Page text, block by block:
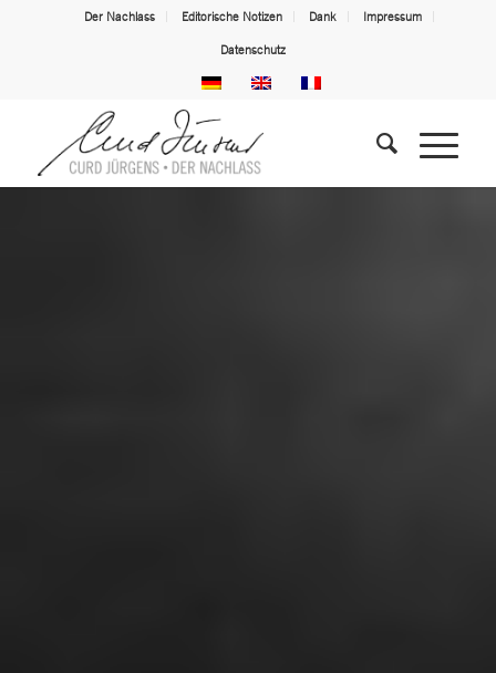
Der Nachlass Editorische Notizen Dank Impressum
Datenschutz